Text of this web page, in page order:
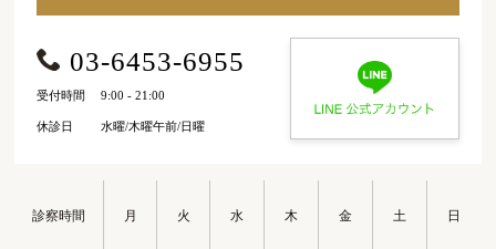
診察時間 月 火 水 木 金 土 日
03-6453-6955
受付時間 9:00 - 21:00
休診日 水曜/木曜午前/日曜